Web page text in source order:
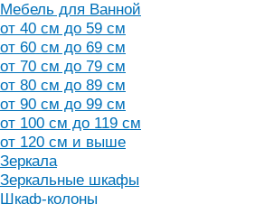
Мебель для Ванной
от 40 см до 59 см
от 60 см до 69 см
от 70 см до 79 см
от 80 см до 89 см
от 90 см до 99 см
от 100 см до 119 см
от 120 см и выше
Зеркала
Зеркальные шкафы
Шкаф-колоны